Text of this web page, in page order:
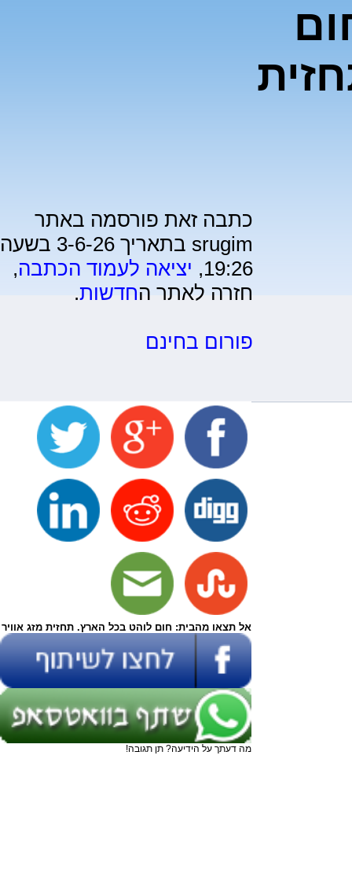
כתבה זאת פורסמה באתר
srugim בתאריך 3-6-26 בשעה
19:26, יציאה לעמוד הכתבה,
חזרה לאתר החדשות.
פורום בחינם
אל תצאו מהבית: חום לוהט בכל הארץ. תחזית מזג אוויר
מה דעתך על הידיעה? תן תגובה!